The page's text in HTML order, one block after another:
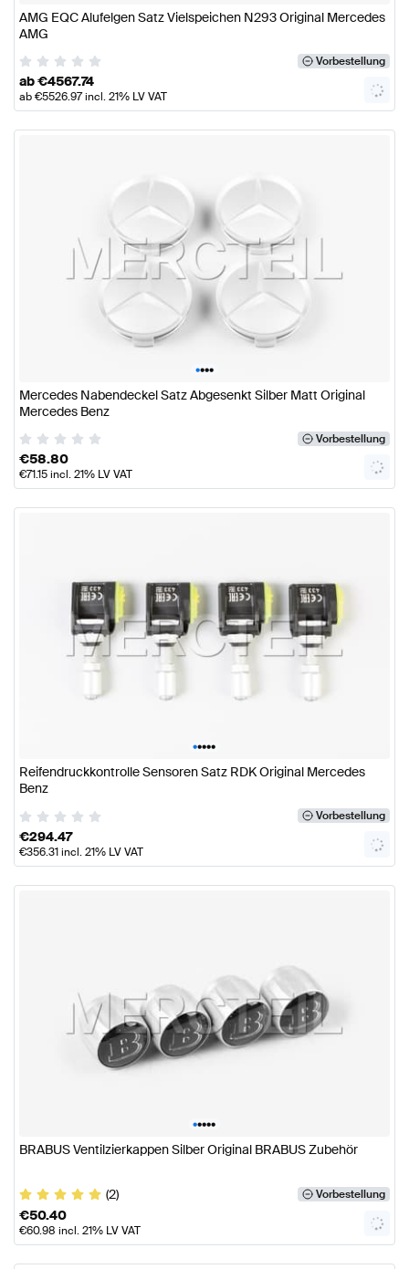
AMG EQC Alufelgen Satz Vielspeichen N293 Original Mercedes
AMG
Vorbestellung
ab€4567.74
ab€5526.97incl. 21% LV VAT
••••
Mercedes Nabendeckel Satz Abgesenkt Silber Matt Original
Mercedes Benz
Vorbestellung
€58.80
€71.15incl. 21% LV VAT
•••••
Reifendruckkontrolle Sensoren Satz RDK Original Mercedes
Benz
Vorbestellung
€294.47
€356.31incl. 21% LV VAT
•••••
BRABUS Ventilzierkappen Silber Original BRABUS Zubehör
(2) Vorbestellung
€50.40
€60.98 incl. 21% LV VAT